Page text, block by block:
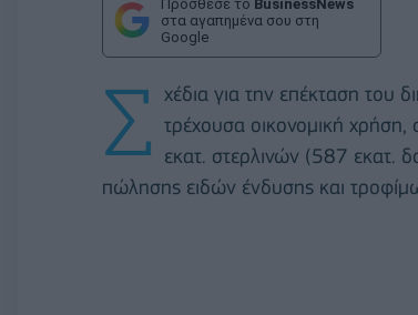
Πρόσθεσε το BusinessNews
στα αγαπημένα σου στη
Google
Σ
χέδια για την επέκταση του
τρέχουσα οικονομική
εκατ. στερλινών (587 εκατ.
πώλησης ειδών ένδυσης και